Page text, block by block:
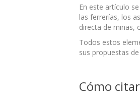
En este artículo
las ferrerías, los
directa de minas,
Todos estos
sus propuestas
Cómo citar